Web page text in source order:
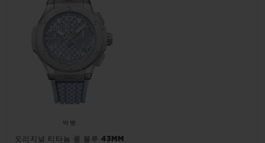
빅뱅
오리지널 티타늄 콜 블루 43MM